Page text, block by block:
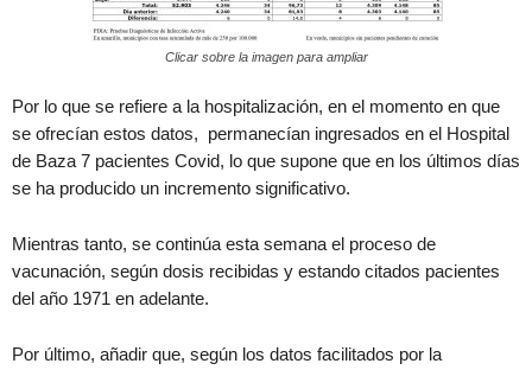
Clicar sobre la imagen para ampliar
Por lo que se refiere a la hospitalización, en el momento en que
se ofrecían estos datos, permanecían ingresados en el Hospital
de Baza 7 pacientes Covid, lo que supone que en los últimos días
se ha producido un incremento significativo.
Mientras tanto, se continúa esta semana el proceso de
vacunación, según dosis recibidas y estando citados pacientes
del año 1971 en adelante.
Por último, añadir que, según los datos facilitados por la